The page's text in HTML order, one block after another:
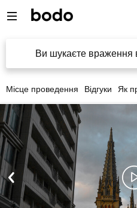
Ви шукаєте враження
Місце проведення Відгуки Як